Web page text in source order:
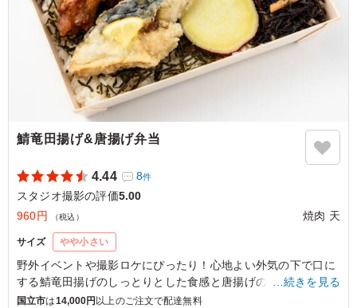
ご利用シーン：ロケ・撮影›スタジオ撮影
東京都渋谷区神山町2026/07/09
鯖竜田揚げ&唐揚げ弁当
4.44 8件
スタジオ撮影の評価5.00
960円
（税込） 焼肉 天
サイズ やや小さい
野外イベントや撮影ロケにぴったり！心地よい外気の下で口に
する鯖竜田揚げのしっとりとした食感と唐揚げのジューシーさ
は格別。アスパラの塩焼きと共に味わう、素朴な味付けが癒し
…続きを見る
国立市は14,000円 以上のご注文で配達無料